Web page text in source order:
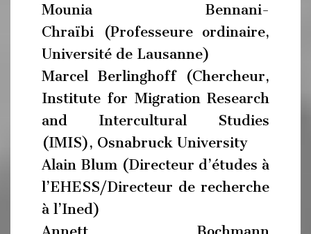
Mounia Bennani-
Chraïbi (Professeure ordinaire,
Université de Lausanne)
Marcel Berlinghoff (Chercheur,
Institute for Migration Research
and Intercultural Studies
(IMIS), Osnabruck University
Alain Blum (Directeur d’études à
l’EHESS/Directeur de recherche
à l’Ined)